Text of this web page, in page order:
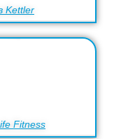
Kettler
Fitness